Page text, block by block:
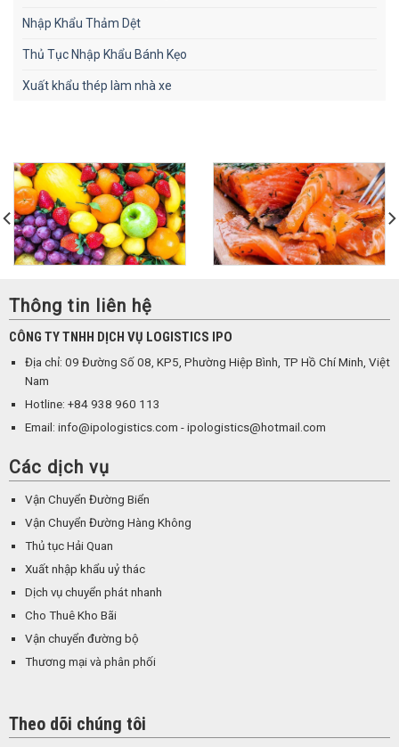
Nhập Khẩu Thảm Dệt
Thủ Tục Nhập Khẩu Bánh Kẹo
Xuất khẩu thép làm nhà xe
Thông tin liên hệ
CÔNG TY TNHH DỊCH VỤ LOGISTICS IPO
Địa chỉ: 09 Đường Số 08, KP5, Phường Hiệp Bình, TP Hồ Chí Minh, Việt
Nam
Hotline: +84 938 960 113
Email: info@ipologistics.com - ipologistics@hotmail.com
Các dịch vụ
Vận Chuyển Đường Biển
Vận Chuyển Đường Hàng Không
Thủ tục Hải Quan
Xuất nhập khẩu uỷ thác
Dịch vụ chuyển phát nhanh
Cho Thuê Kho Bãi
Vận chuyển đường bộ
Thương mại và phân phối
Theo dõi chúng tôi